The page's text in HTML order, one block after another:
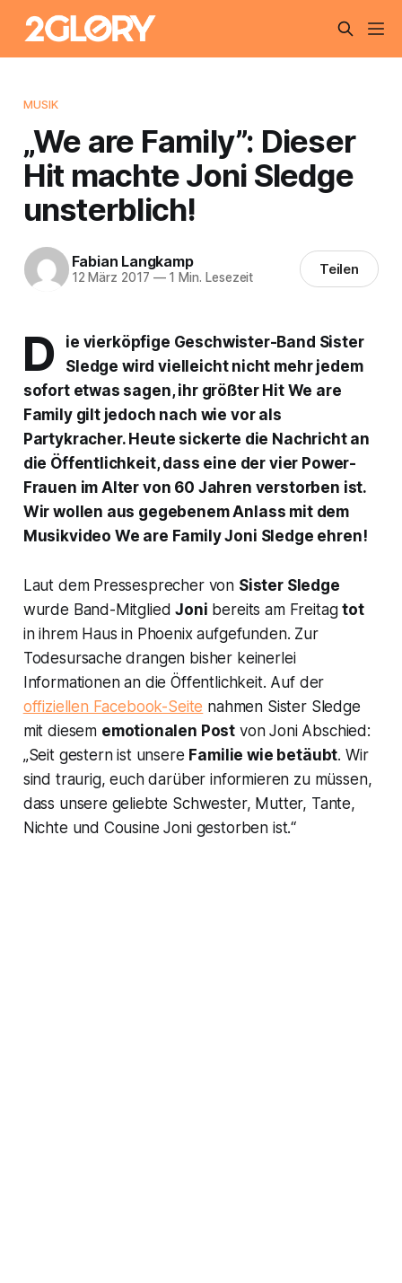
MUSIK
„We are Family”: Dieser
Hit machte Joni Sledge
unsterblich!
Fabian Langkamp
12 März 2017 —1 Min. Lesezeit Teilen
D
ie vierköpfige Geschwister-Band Sister
Sledge wird vielleicht nicht mehr jedem
sofort etwas sagen, ihr größter Hit We are
Familygilt jedoch nach wie vor als
Partykracher. Heute sickerte die Nachricht an
die Öffentlichkeit, dass eine der vier Power-
Frauen im Alter von 60 Jahren verstorben ist.
Wir wollen aus gegebenem Anlass mit dem
Musikvideo We are FamilyJoni Sledge ehren!
Laut dem Pressesprecher von Sister Sledge
wurde Band-MitgliedJoni bereits am Freitagtot
in ihrem Haus in Phoenix aufgefunden. Zur
Todesursache drangen bisher keinerlei
Informationen an die Öffentlichkeit. Auf der
offiziellen Facebook-Seite nahmen Sister Sledge
mit diesem emotionalen Post von Joni Abschied:
„Seit gestern ist unsere Familie wie betäubt. Wir
sind traurig, euch darüber informieren zu müssen,
dass unsere geliebte Schwester, Mutter, Tante,
Nichte und Cousine Joni gestorben ist.“